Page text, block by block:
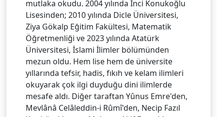
mutlaka okudu. 2004 yılında İnci Konukoğlu
Lisesinden; 2010 yılında Dicle Üniversitesi,
Ziya Gökalp Eğitim Fakültesi, Matematik
Öğretmenliği ve 2023 yılında Atatürk
Üniversitesi, İslami İlimler bölümünden
mezun oldu. Hem lise hem de üniversite
yıllarında tefsir, hadis, fıkıh ve kelam ilimleri
okuyarak çok ilgi duyduğu dini ilimlerde
mesafe aldı. Diğer taraftan Yûnus Emre'den,
Mevlânâ Celâleddin-i Rûmî'den, Necip Fazıl